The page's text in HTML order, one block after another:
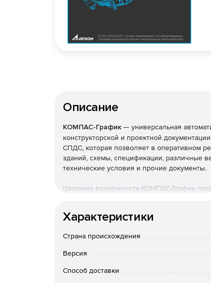
Описание
КОМПАС-График — универсальная
конструкторской и проектной
СПДС, которая позволяет в оперативном
зданий, схемы, спецификации, различные
технические условия и прочие документы.
Широкие возможности КОМПАС-График
ортогональное черчение;
работу со слоями, видами и листами
Характеристики
Страна происхождения
Версия
Способ доставки